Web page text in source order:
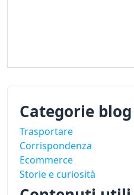
Categorie blog
Trasportare
Corrispondenza
Ecommerce
Storie e curiosità